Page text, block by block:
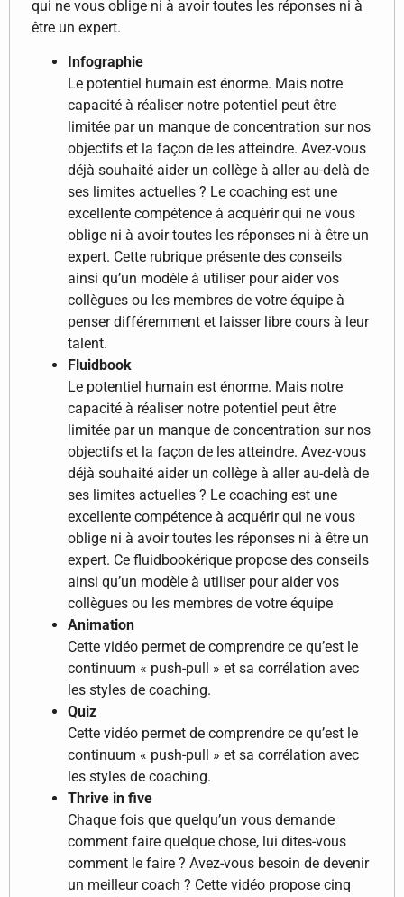
qui ne vous oblige ni à avoir toutes les réponses ni à
être un expert.
Infographie
Le potentiel humain est énorme. Mais notre
capacité à réaliser notre potentiel peut être
limitée par un manque de concentration sur nos
objectifs et la façon de les atteindre. Avez-vous
déjà souhaité aider un collège à aller au-delà de
ses limites actuelles ? Le coaching est une
excellente compétence à acquérir qui ne vous
oblige ni à avoir toutes les réponses ni à être un
expert. Cette rubrique présente des conseils
ainsi qu’un modèle à utiliser pour aider vos
collègues ou les membres de votre équipe à
penser différemment et laisser libre cours à leur
talent.
Fluidbook
Le potentiel humain est énorme. Mais notre
capacité à réaliser notre potentiel peut être
limitée par un manque de concentration sur nos
objectifs et la façon de les atteindre. Avez-vous
déjà souhaité aider un collège à aller au-delà de
ses limites actuelles ? Le coaching est une
excellente compétence à acquérir qui ne vous
oblige ni à avoir toutes les réponses ni à être un
expert. Ce fluidbookérique propose des conseils
ainsi qu’un modèle à utiliser pour aider vos
collègues ou les membres de votre équipe
Animation
Cette vidéo permet de comprendre ce qu’est le
continuum « push-pull » et sa corrélation avec
les styles de coaching.
Quiz
Cette vidéo permet de comprendre ce qu’est le
continuum « push-pull » et sa corrélation avec
les styles de coaching.
Thrive in five
Chaque fois que quelqu’un vous demande
comment faire quelque chose, lui dites-vous
comment le faire ? Avez-vous besoin de devenir
un meilleur coach ? Cette vidéo propose cinq